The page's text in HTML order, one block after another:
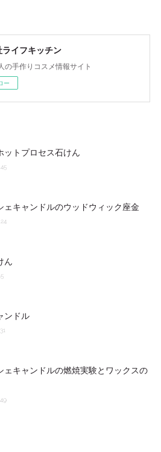
イフキッチン
の手作りコスメ情報サイト
ー
ットプロセス石けん
ェキャンドルのウッドウィック座金
ん
ンドル
ェキャンドルの燃焼実験とワックスの